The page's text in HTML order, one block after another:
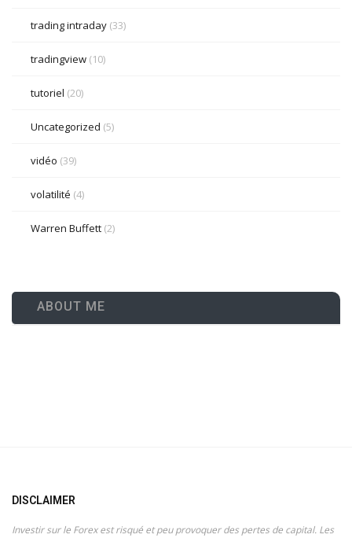
trading intraday (33)
tradingview (10)
tutoriel (20)
Uncategorized (5)
vidéo (39)
volatilité (4)
Warren Buffett (2)
ABOUT ME
DISCLAIMER
Investir sur le Forex est risqué et peu provoquer des pertes de capital. Les